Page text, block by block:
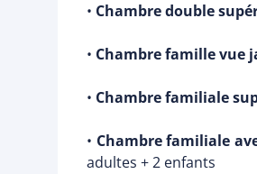
• Chambre double
• Chambre famille vue
• Chambre familiale
• Chambre familiale
adultes + 2 enfants